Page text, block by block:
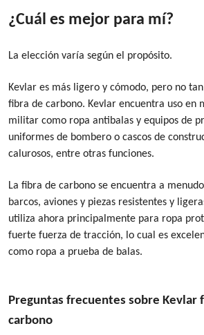
¿Cuál es mejor para mí?
La elección varía según el propósito.
Kevlar es más ligero y cómodo, pero no
fibra de carbono. Kevlar encuentra uso en
militar como ropa antibalas y equipos de
uniformes de bombero o cascos de
calurosos, entre otras funciones.
La fibra de carbono se encuentra a
barcos, aviones y piezas resistentes y
utiliza ahora principalmente para ropa
fuerte fuerza de tracción, lo cual es
como ropa a prueba de balas.
Preguntas frecuentes sobre Kevlar
carbono